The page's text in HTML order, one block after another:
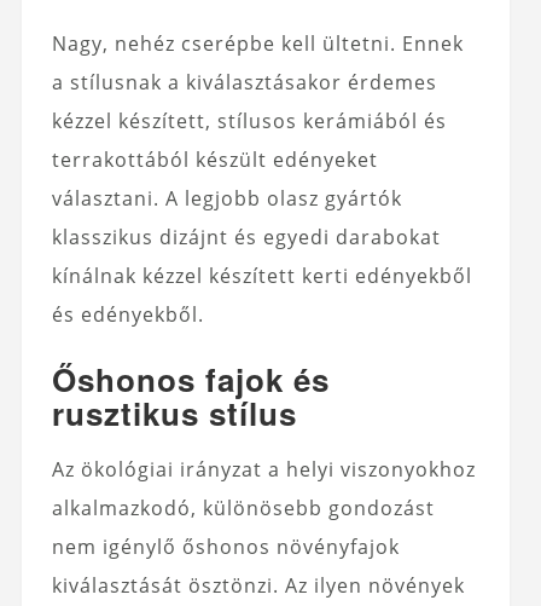
Nagy, nehéz cserépbe kell ültetni. Ennek
a stílusnak a kiválasztásakor érdemes
kézzel készített, stílusos kerámiából és
terrakottából készült edényeket
választani. A legjobb olasz gyártók
klasszikus dizájnt és egyedi darabokat
kínálnak kézzel készített kerti edényekből
és edényekből.
Őshonos fajok és
rusztikus stílus
Az ökológiai irányzat a helyi viszonyokhoz
alkalmazkodó, különösebb gondozást
nem igénylő őshonos növényfajok
kiválasztását ösztönzi. Az ilyen növények